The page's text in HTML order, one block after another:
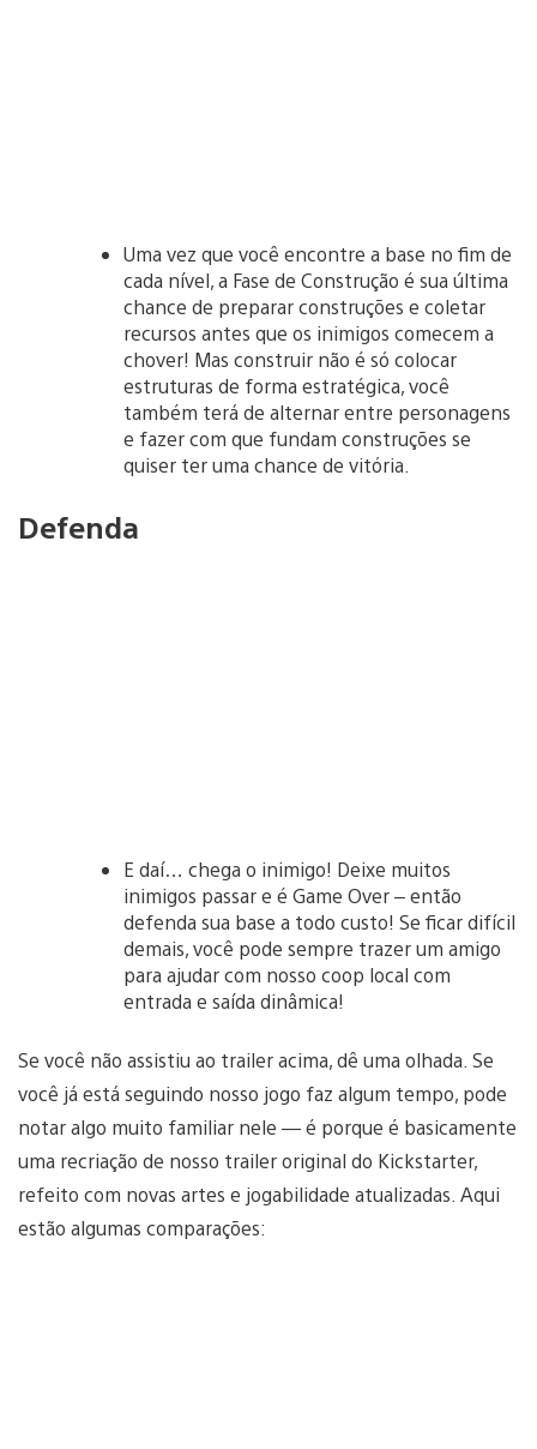
Uma vez que você encontre a base no fim de
cada nível, a Fase de Construção é sua última
chance de preparar construções e coletar
recursos antes que os inimigos comecem a
chover! Mas construir não é só colocar
estruturas de forma estratégica, você
também terá de alternar entre personagens
e fazer com que fundam construções se
quiser ter uma chance de vitória.
Defenda
E daí… chega o inimigo! Deixe muitos
inimigos passar e é Game Over – então
defenda sua base a todo custo! Se ficar difícil
demais, você pode sempre trazer um amigo
para ajudar com nosso coop local com
entrada e saída dinâmica!
Se você não assistiu ao trailer acima, dê uma olhada. Se
você já está seguindo nosso jogo faz algum tempo, pode
notar algo muito familiar nele — é porque é basicamente
uma recriação de nosso trailer original do Kickstarter,
refeito com novas artes e jogabilidade atualizadas. Aqui
estão algumas comparações: